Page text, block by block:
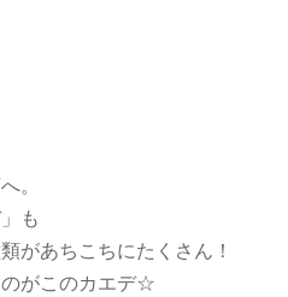
。
も
があちこちにたくさん！
がこのカエデ☆